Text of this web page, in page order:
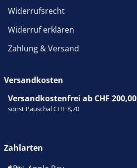
Widerrufsrecht
Widerruf erklären
Zahlung & Versand
Versandkosten
Versandkostenfrei ab CHF 200,00
sonst Pauschal CHF 8,70
Zahlarten